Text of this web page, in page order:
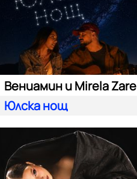
Вениамин и Mirela Zare
Юлска нощ